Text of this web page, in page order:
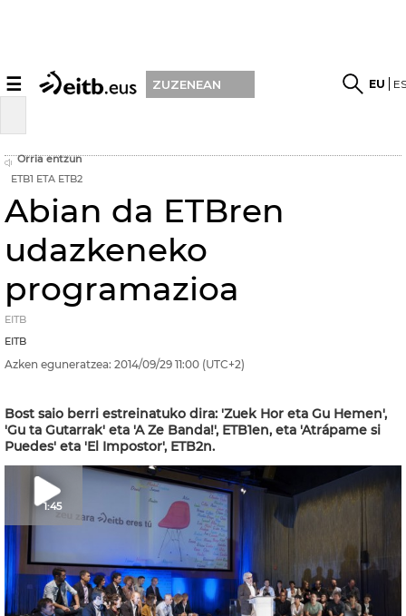
☰ ZUZENEAN EU
Orria entzun
ETB1 ETA ETB2
Abian da ETBren
udazkeneko
programazioa
EITB
EITB
Azken eguneratzea: 2014/09/29 11:00 (UTC+2)
Bost saio berri estreinatuko dira: 'Zuek Hor eta Gu Hemen',
'Gu ta Gutarrak' eta 'A Ze Banda!', ETB1en, eta 'Atrápame si
Puedes' eta 'El Impostor', ETB2n.
1:45